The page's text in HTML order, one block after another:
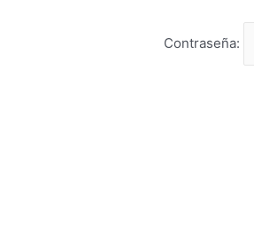
Contraseña: